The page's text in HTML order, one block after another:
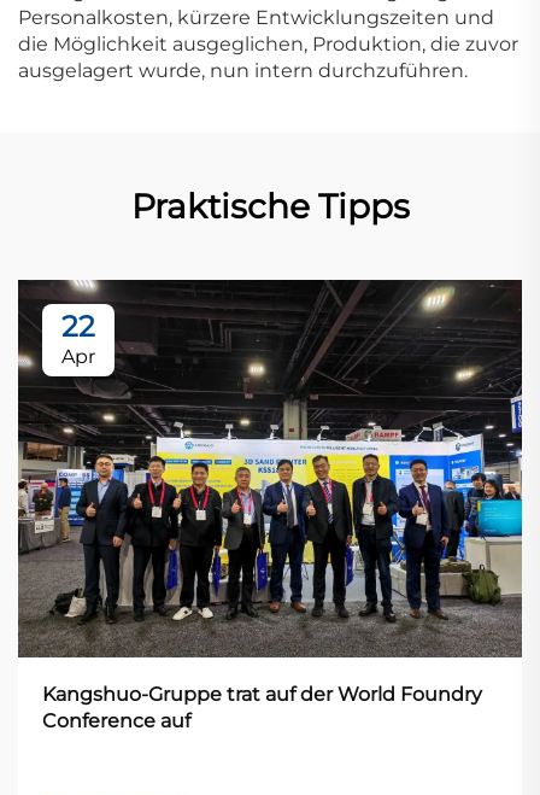
Personalkosten, kürzere Entwicklungszeiten und
die Möglichkeit ausgeglichen, Produktion, die zuvor
ausgelagert wurde, nun intern durchzuführen.
Praktische Tipps
22
Apr
Kangshuo-Gruppe trat auf der World Foundry
Conference auf